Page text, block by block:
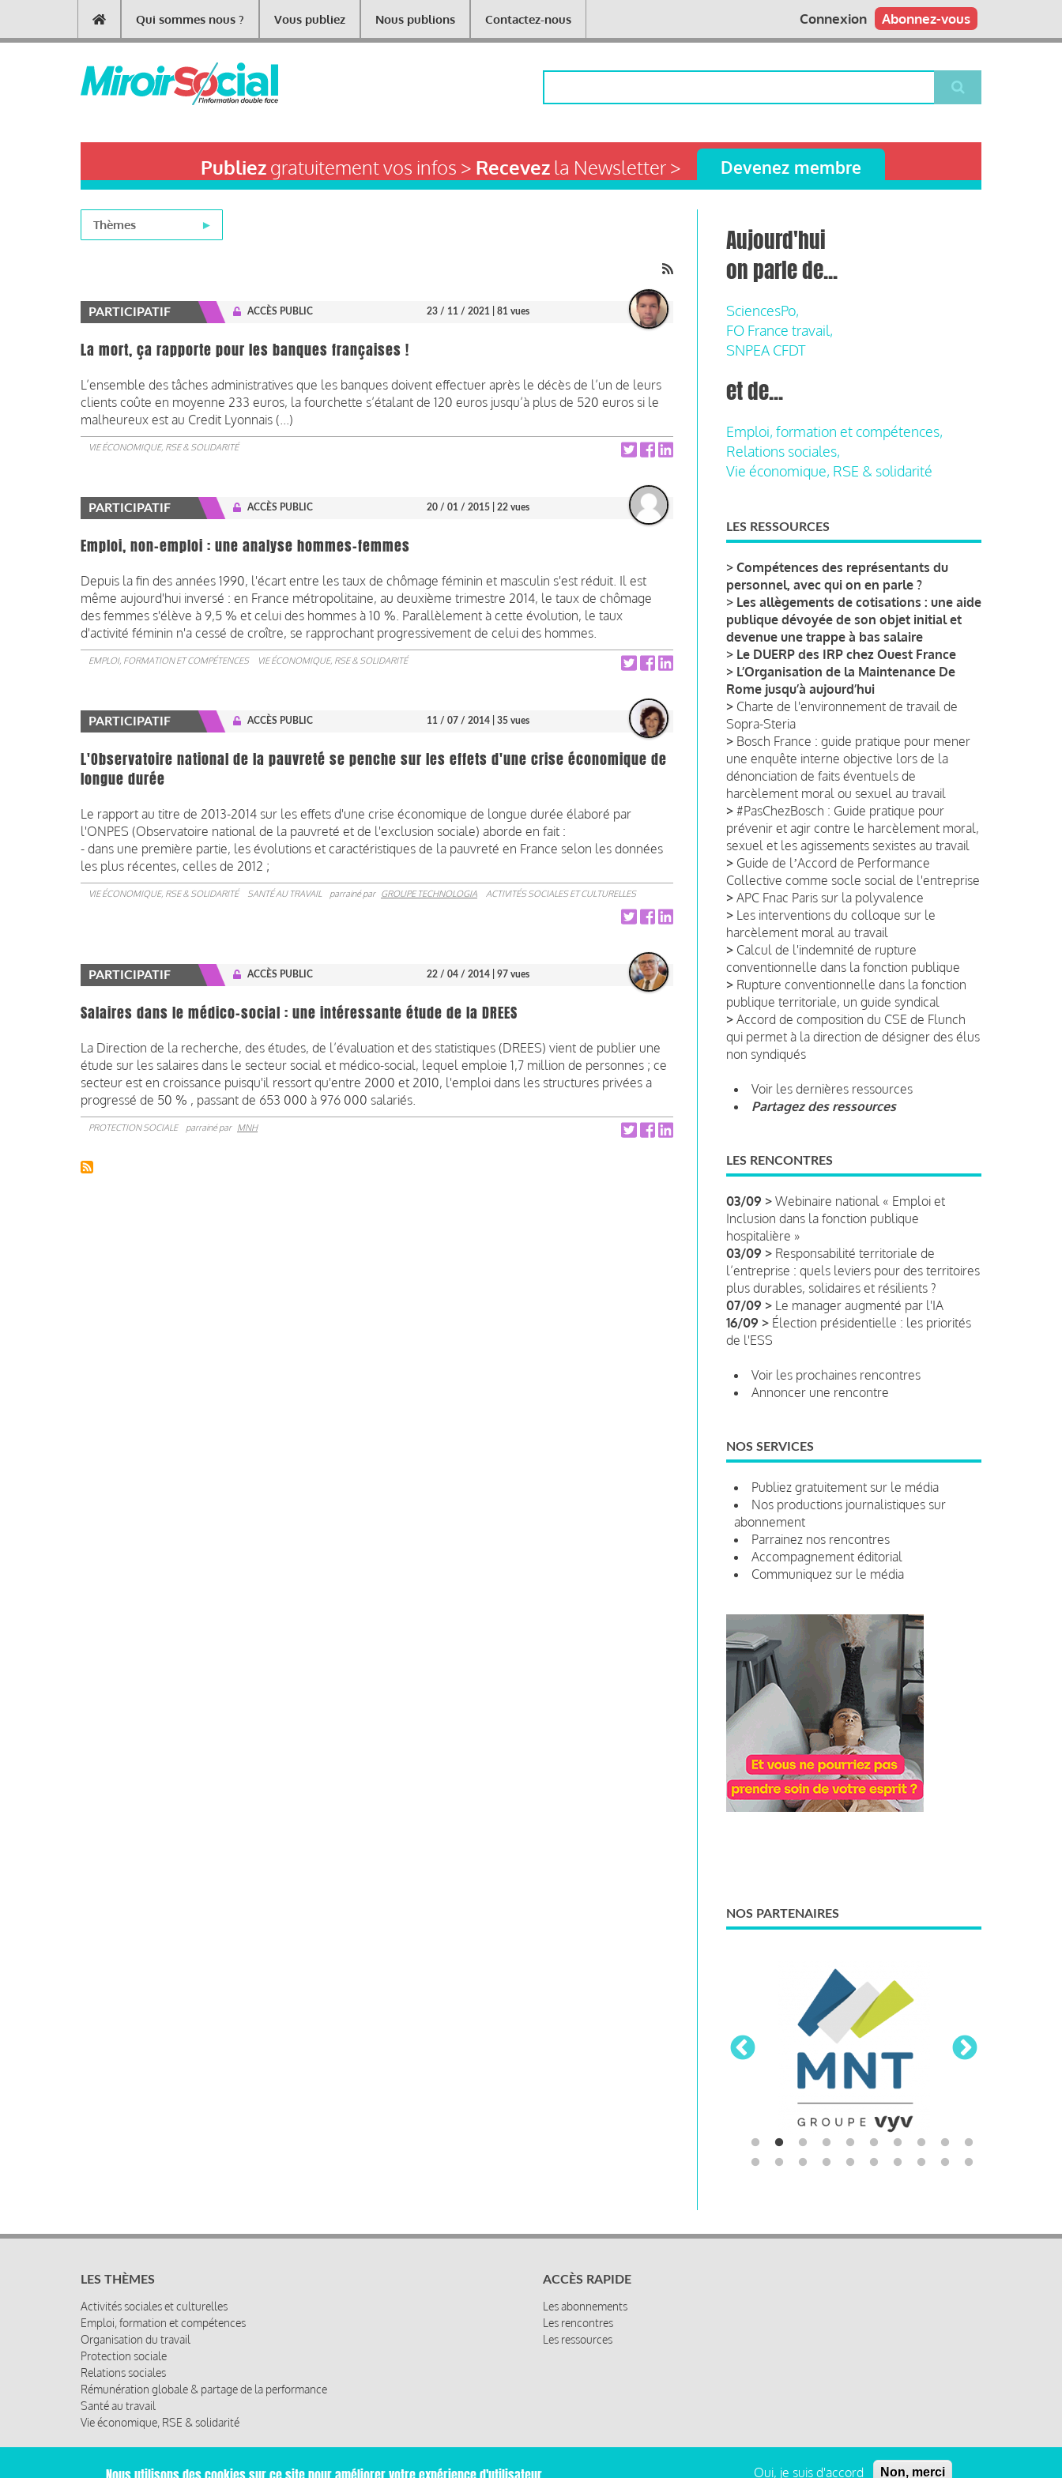
contenu
Main
navigation
Qui sommes nous ? Vous publiez Nous publions Contactez-nous Abonnez-vous
Connexion
Publiezgratuitement vos infos > Recevezla Newsletter > Devenez membre
Thèmes
PARTICIPATIF ACCÈS PUBLIC 23 / 11 / 2021 | 81 vues
La mort, ça rapporte pour les banques françaises !
L’ensemble des tâches administratives que les banques doivent effectuer après le décès de l’un de leurs
clients coûte en moyenne 233 euros, la fourchette s’étalant de 120 euros jusqu’à plus de 520 euros si le
malheureux est au Credit Lyonnais (...)
VIE ÉCONOMIQUE, RSE & SOLIDARITÉ
PARTICIPATIF ACCÈS PUBLIC 20 / 01 / 2015 | 22 vues
Emploi, non-emploi : une analyse hommes-femmes
Depuis la fin des années 1990, l'écart entre les taux de chômage féminin et masculin s'est réduit. Il est
même aujourd'hui inversé : en France métropolitaine, au deuxième trimestre 2014, le taux de chômage
des femmes s'élève à 9,5 % et celui des hommes à 10 %. Parallèlement à cette évolution, le taux
d'activité féminin n'a cessé de croître, se rapprochant progressivement de celui des hommes.
EMPLOI, FORMATION ET COMPÉTENCES VIE ÉCONOMIQUE, RSE & SOLIDARITÉ
PARTICIPATIF ACCÈS PUBLIC 11 / 07 / 2014 | 35 vues
L'Observatoire national de la pauvreté se penche sur les effets d'une crise économique de
longue durée
Le rapport au titre de 2013-2014 sur les effets d'une crise économique de longue durée élaboré par
l'ONPES (Observatoire national de la pauvreté et de l'exclusion sociale) aborde en fait :
- dans une première partie, les évolutions et caractéristiques de la pauvreté en France selon les données
les plus récentes, celles de 2012 ;
VIE ÉCONOMIQUE, RSE & SOLIDARITÉ SANTÉ AU TRAVAIL parrainé par GROUPE TECHNOLOGIA ACTIVITÉS SOCIALES ET CULTURELLES
PARTICIPATIF ACCÈS PUBLIC 22 / 04 / 2014 | 97 vues
Salaires dans le médico-social : une intéressante étude de la DREES
La Direction de la recherche, des études, de l’évaluation et des statistiques (DREES) vient de publier une
étude sur les salaires dans le secteur social et médico-social, lequel emploie 1,7 million de personnes ; ce
secteur est en croissance puisqu'il ressort qu'entre 2000 et 2010, l'emploi dans les structures privées a
progressé de 50 % , passant de 653 000 à 976 000 salariés.
PROTECTION SOCIALE parrainé par MNH
Aujourd'hui
on parle de...
SciencesPo,
FO France travail,
SNPEA CFDT
et de...
Emploi, formation et compétences,
Relations sociales,
Vie économique, RSE & solidarité
LES RESSOURCES
> Compétences des représentants du
personnel, avec qui on en parle ?
> Les allègements de cotisations : une aide
publique dévoyée de son objet initial et
devenue une trappe à bas salaire
> Le DUERP des IRP chez Ouest France
> L’Organisation de la Maintenance De
Rome jusqu’à aujourd’hui
> Charte de l'environnement de travail de
Sopra-Steria
> Bosch France : guide pratique pour mener
une enquête interne objective lors de la
dénonciation de faits éventuels de
harcèlement moral ou sexuel au travail
> #PasChezBosch : Guide pratique pour
prévenir et agir contre le harcèlement moral,
sexuel et les agissements sexistes au travail
> Guide de lʼAccord de Performance
Collective comme socle social de l'entreprise
> APC Fnac Paris sur la polyvalence
> Les interventions du colloque sur le
harcèlement moral au travail
> Calcul de l'indemnité de rupture
conventionnelle dans la fonction publique
> Rupture conventionnelle dans la fonction
publique territoriale, un guide syndical
> Accord de composition du CSE de Flunch
qui permet à la direction de désigner des élus
non syndiqués
Voir les dernières ressources
Partagez des ressources
LES RENCONTRES
03/09 > Webinaire national « Emploi et
Inclusion dans la fonction publique
hospitalière »
03/09 > Responsabilité territoriale de
l’entreprise : quels leviers pour des territoires
plus durables, solidaires et résilients ?
07/09 > Le manager augmenté par l'IA
16/09 > Élection présidentielle : les priorités
de l'ESS
Voir les prochaines rencontres
Annoncer une rencontre
NOS SERVICES
Publiez gratuitement sur le média
Nos productions journalistiques sur
abonnement
Parrainez nos rencontres
Accompagnement éditorial
Communiquez sur le média
NOS PARTENAIRES
LES THÈMES
Activités sociales et culturelles
Emploi, formation et compétences
Organisation du travail
Protection sociale
Relations sociales
Rémunération globale & partage de la performance
Santé au travail
Vie économique, RSE & solidarité
ACCÈS RAPIDE
Les abonnements
Les rencontres
Les ressources
Oui, je suis d'accord Non, merci